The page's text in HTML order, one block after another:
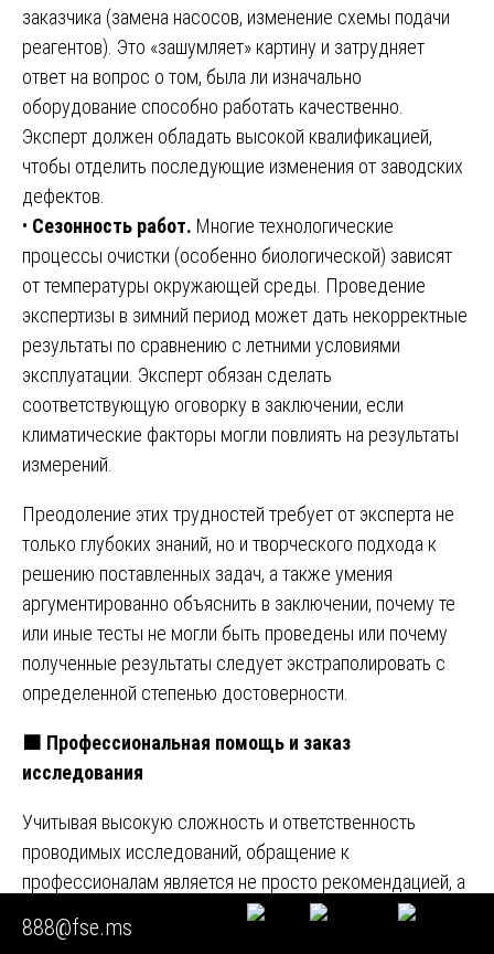
заказчика (замена насосов, изменение схемы подачи
реагентов). Это «зашумляет» картину и затрудняет
ответ на вопрос о том, была ли изначально
оборудование способно работать качественно.
Эксперт должен обладать высокой квалификацией,
чтобы отделить последующие изменения от заводских
дефектов.
• Сезонность работ. Многие технологические
процессы очистки (особенно биологической) зависят
от температуры окружающей среды. Проведение
экспертизы в зимний период может дать некорректные
результаты по сравнению с летними условиями
эксплуатации. Эксперт обязан сделать
соответствующую оговорку в заключении, если
климатические факторы могли повлиять на результаты
измерений.
Преодоление этих трудностей требует от эксперта не
только глубоких знаний, но и творческого подхода к
решению поставленных задач, а также умения
аргументированно объяснить в заключении, почему те
или иные тесты не могли быть проведены или почему
полученные результаты следует экстраполировать с
определенной степенью достоверности.
🟧 Профессиональная помощь и заказ
исследования
Учитывая высокую сложность и ответственность
проводимых исследований, обращение к
профессионалам является не просто рекомендацией, а
необходимым условием для получения достоверного
результата, который устоит в суде. Когда возникает
888@fse.ms